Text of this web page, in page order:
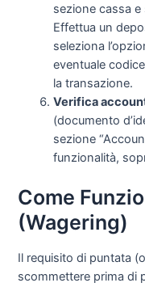
sezione cassa
Effettua un
seleziona
eventuale
la transazione.
Verifica
(documento
sezione
funzionalità,
Come
(Wagering)
Il requisito di puntata
scommettere prima di